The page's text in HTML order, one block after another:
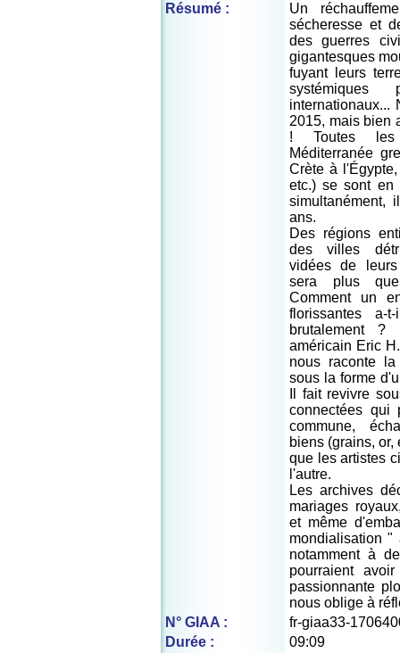
Résumé :
Un
sécheresse et
des guerres
gigantesques
fuyant leurs
internationaux...
2015, mais bien
! Toutes
Méditerranée
Crète à
etc.) se sont en
ans.
Des régions
des villes
vidées de
sera plus que
Comment un
florissantes a-
brutalement ?
américain Eric
nous raconte
sous la forme
Il fait revivre
connectées qui
commune,
biens (grains, or,
que les artistes
l'autre.
Les archives
mariages
et même
mondialisation "
notamment à
pourraient
passionnante
nous oblige à
N° GIAA :
fr-giaa33-
Durée :
09:09